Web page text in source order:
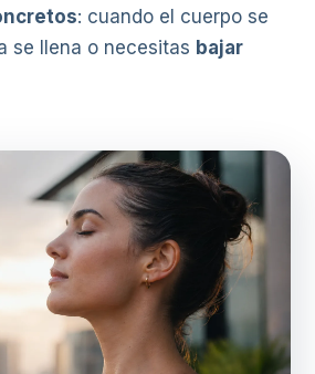
: cuando el cuerpo se
se llena o necesitas bajar